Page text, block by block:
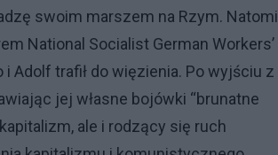
swoim marszem na Rzym.
National Socialist German Workers’
Adolf trafił do więzienia. Po wyjściu z
jej własne bojówki “brunatne
ale i rodzący się ruch